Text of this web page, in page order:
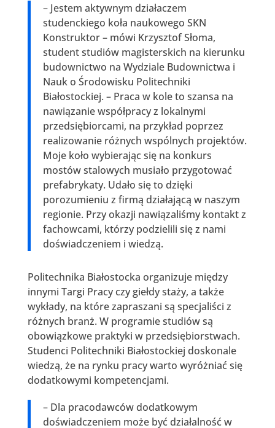
– Jestem aktywnym działaczem
studenckiego koła naukowego SKN
Konstruktor – mówi Krzysztof Słoma,
student studiów magisterskich na kierunku
budownictwo na Wydziale Budownictwa i
Nauk o Środowisku Politechniki
Białostockiej. – Praca w kole to szansa na
nawiązanie współpracy z lokalnymi
przedsiębiorcami, na przykład poprzez
realizowanie różnych wspólnych projektów.
Moje koło wybierając się na konkurs
mostów stalowych musiało przygotować
prefabrykaty. Udało się to dzięki
porozumieniu z firmą działającą w naszym
regionie. Przy okazji nawiązaliśmy kontakt z
fachowcami, którzy podzielili się z nami
doświadczeniem i wiedzą.
Politechnika Białostocka organizuje między
innymi Targi Pracy czy giełdy staży, a także
wykłady, na które zapraszani są specjaliści z
różnych branż. W programie studiów są
obowiązkowe praktyki w przedsiębiorstwach.
Studenci Politechniki Białostockiej doskonale
wiedzą, że na rynku pracy warto wyróżniać się
dodatkowymi kompetencjami.
– Dla pracodawców dodatkowym
doświadczeniem może być działalność w